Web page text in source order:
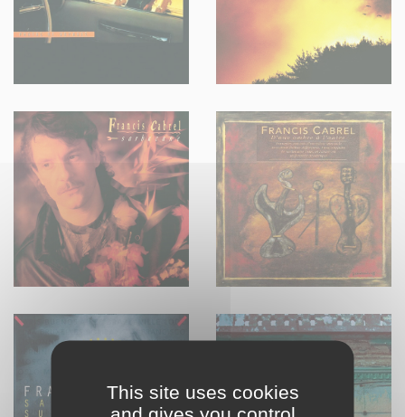
This site uses cookies